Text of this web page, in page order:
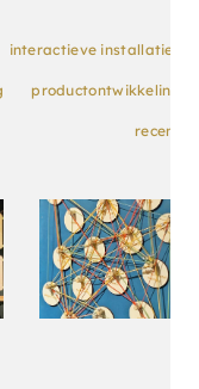
interactieve installaties
productontwikkeling
recent
kunst